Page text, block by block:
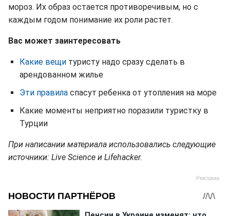
мороз. Их образ остается противоречивым, но с
каждым годом понимание их роли растет.
Вас может заинтересовать
Какие вещи туристу надо сразу сделать в
арендованном жилье
Эти правила спасут ребенка от утопления на море
Какие моменты неприятно поразили туристку в
Турции
При написании материала использовались следующие
источники: Live Science и Lifehacker.